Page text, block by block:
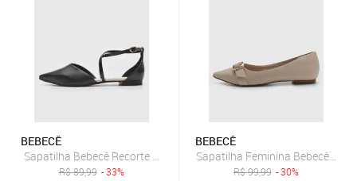
BEBECÊ
Sapatilha Bebecê Recorte Vernizado Preta
R$89,99 - 33%
BEBECÊ
Sapatilha Feminina Bebecê
R$99,99 - 30%